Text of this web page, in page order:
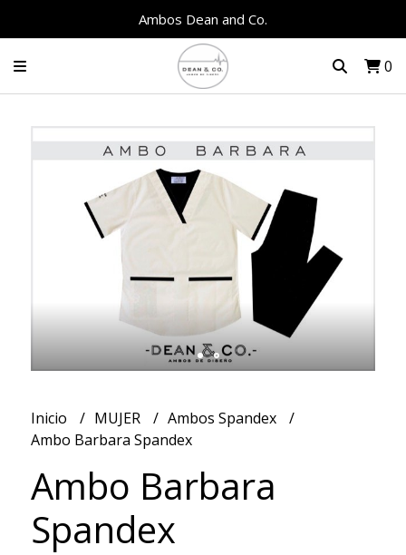
Ambos Dean and Co.
0
Inicio MUJER
Ambos Spandex
Ambo Barbara Spandex
Ambo Barbara
Spandex